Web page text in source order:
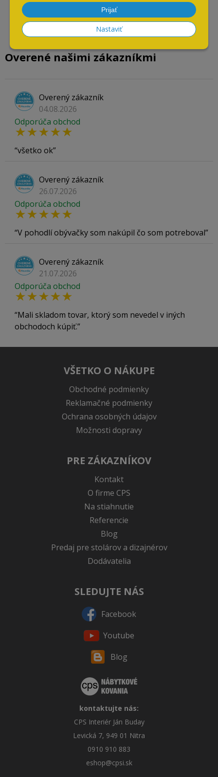
Prijať
Nastaviť
Overené našimi zákazníkmi
Overený zákazník
04.08.2026
Odporúča obchod
všetko ok
Overený zákazník
26.07.2026
Odporúča obchod
V pohodlí obývačky som nakúpil čo som potreboval
Overený zákazník
21.07.2026
Odporúča obchod
Mali skladom tovar, ktorý som nevedel v iných
obchodoch kúpiť.
VŠETKO O NÁKUPE
Obchodné podmienky
Reklamačné podmienky
Ochrana osobných údajov
Možnosti dopravy
PRE ZÁKAZNÍKOV
Kontakt
O firme CPS
Na stiahnutie
Referencie
Blog
Predaj pre stolárov a dizajnérov
Dodávatelia
SLEDUJTE NÁS
Facebook
Youtube
Blog
kontaktujte nás:
CPS Interiér Ján Buday
Levická 7, 949 01 Nitra
0910 910 883
eshop@cpsi.sk